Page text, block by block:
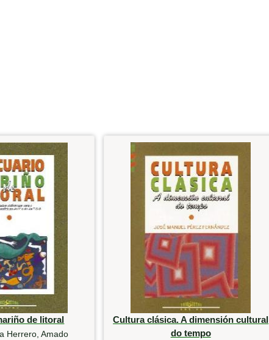
de litoral
Herrero, Amado
Cultura clásica. A dimensión cultural
do tempo